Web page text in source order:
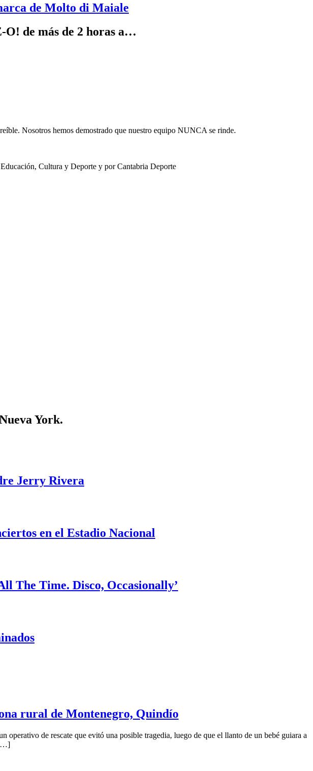
de Molto di Maiale
de más de 2 horas a…
Nosotros hemos demostrado que nuestro equipo NUNCA se rinde.
Cultura y Deporte y por Cantabria Deporte
York.
Jerry Rivera
en el Estadio Nacional
The Time. Disco, Occasionally’
rural de Montenegro, Quindío
de rescate que evitó una posible tragedia, luego de que el llanto de un bebé guiara a
[…]